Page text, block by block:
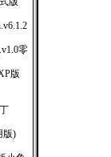
零
版
版)